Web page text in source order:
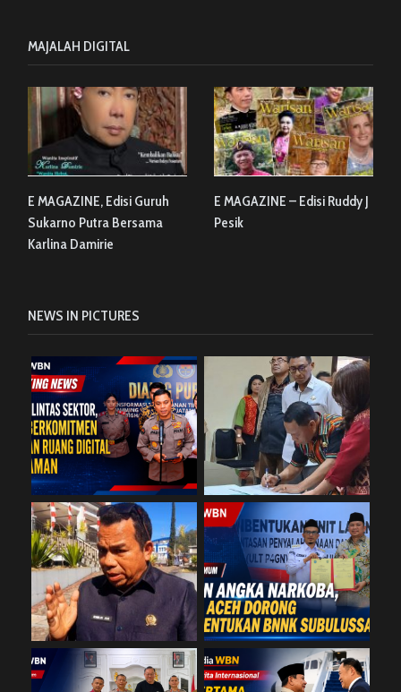
MAJALAH DIGITAL
E MAGAZINE, Edisi Guruh
Sukarno Putra Bersama
Karlina Damirie
E MAGAZINE – Edisi Ruddy J
Pesik
NEWS IN PICTURES